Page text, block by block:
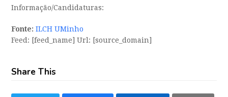
Informação/Candidaturas:
Fonte: ILCH UMinho
Feed: [feed_name] Url: [source_domain]
Share This